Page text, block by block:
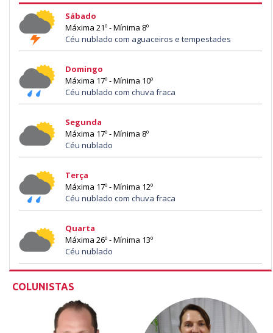
Sábado
Máxima 21º - Mínima 8º
Céu nublado com aguaceiros e tempestades
Domingo
Máxima 17º - Mínima 10º
Céu nublado com chuva fraca
Segunda
Máxima 17º - Mínima 8º
Céu nublado
Terça
Máxima 17º - Mínima 12º
Céu nublado com chuva fraca
Quarta
Máxima 26º - Mínima 13º
Céu nublado
COLUNISTAS